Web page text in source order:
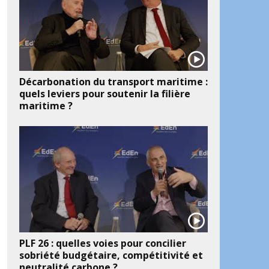
Décarbonation du transport maritime :
quels leviers pour soutenir la filière
maritime ?
PLF 26 : quelles voies pour concilier
sobriété budgétaire, compétitivité et